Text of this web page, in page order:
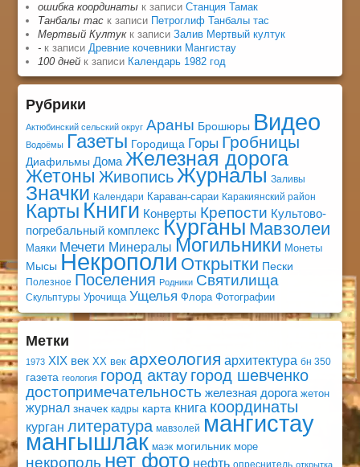
ошибка координаты к записиСтанция Тамак
Танбалы тас к записи Петроглиф Танбалы тас
Мертвый Култукк записиЗалив Мертвый култук
- к записиДревние кочевники Мангистау
100 дней к записи Календарь 1982 год
Рубрики
Актюбинский сельский округ Араны Брошюры Видео
Водоёмы Газеты Городища Горы Гробницы
Диафильмы Дома Железная дорога
Жетоны Живопись Журналы Заливы
Значки Календари Караван-сараи Каракиянский район
Карты Книги Конверты Крепости Культово-
погребальный комплекс Курганы Мавзолеи
Маяки Мечети Минералы Могильники Монеты
Мысы Некрополи Открытки Пески
Полезное Поселения Родники Святилища
Скульптуры Урочища Ущелья Флора Фотографии
Метки
1973 XIX век XX век археология архитектура бн 350
газета геология город актау город шевченко
достопримечательность железная дорога жетон
журнал значек кадры карта книга координаты
курган литература мавзолей мангистау
мангышлак маэк могильник море
некрополь нет фото нефть опреснитель открытка